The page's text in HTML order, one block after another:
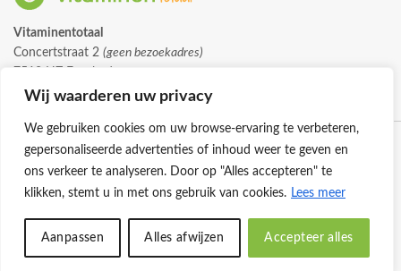
Wij waarderen uw privacy
We gebruiken cookies om uw browse-ervaring te verbeteren,
gepersonaliseerde advertenties of inhoud weer te geven en
ons verkeer te analyseren. Door op "Alles accepteren" te
klikken, stemt u in met ons gebruik van cookies. Lees meer
Aanpassen Alles afwijzen Accepteer alles
Vitaminentotaal
Concertstraat 2 (geen bezoekadres)
info@vitaminentotaal.nl
© 2026 -Vitaminentotaal.nl